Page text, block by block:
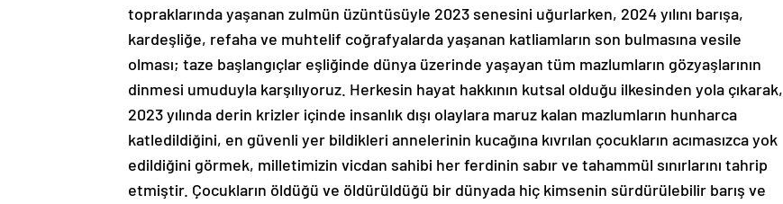
topraklarında yaşanan zulmün üzüntüsüyle 2023 senesini uğurlarken, 2024 yılını barışa,
kardeşliğe, refaha ve muhtelif coğrafyalarda yaşanan katliamların son bulmasına vesile
olması; taze başlangıçlar eşliğinde dünya üzerinde yaşayan tüm mazlumların gözyaşlarının
dinmesi umuduyla karşılıyoruz. Herkesin hayat hakkının kutsal olduğu ilkesinden yola çıkarak,
2023 yılında derin krizler içinde insanlık dışı olaylara maruz kalan mazlumların hunharca
katledildiğini, en güvenli yer bildikleri annelerinin kucağına kıvrılan çocukların acımasızca yok
edildiğini görmek, milletimizin vicdan sahibi her ferdinin sabır ve tahammül sınırlarını tahrip
etmiştir. Çocukların öldüğü ve öldürüldüğü bir dünyada hiç kimsenin sürdürülebilir barış ve